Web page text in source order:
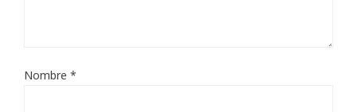
Nombre *